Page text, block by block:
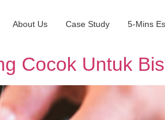
About Us Case Study 5-Mins
Cocok Untuk